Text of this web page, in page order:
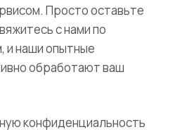
Просто оставьте
с нами по
и наши опытные
обработают ваш
конфиденциальность